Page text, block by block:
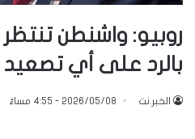
روبيو: واشنطن
بالرد على أي تصعيد
الخبر.نت 2026/05/08 - 4:55 مساءً